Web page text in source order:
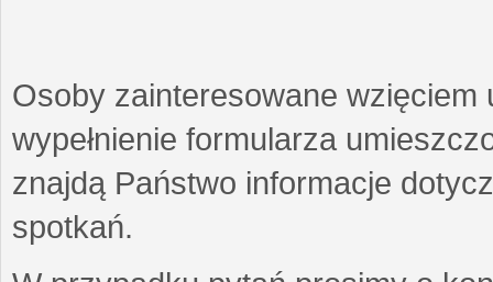
Osoby zainteresowane wzięciem
wypełnienie formularza
znajdą Państwo informacje
spotkań.